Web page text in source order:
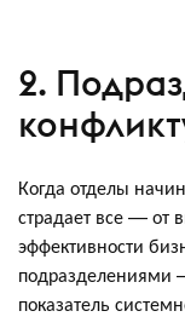
2.
Когда отделы
страдает все — от
эффективности
подразделениями
показатель